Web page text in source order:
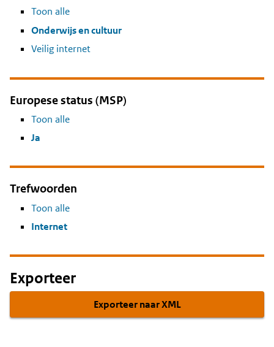
Toon alle
Onderwijs en cultuur
Veilig internet
Europese status (MSP)
Toon alle
Ja
Trefwoorden
Toon alle
Internet
Exporteer
Exporteer naar XML